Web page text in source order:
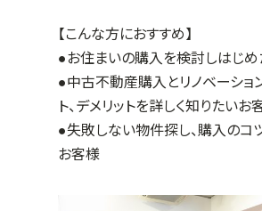
【こんな方におすすめ】
●お住まいの購入を検討しはじ
●中古不動産購入とリノベーショ
ト、デメリットを詳しく知りたいお
●失敗しない物件探し、購入のコ
お客様